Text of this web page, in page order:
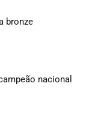
bronze
nacional